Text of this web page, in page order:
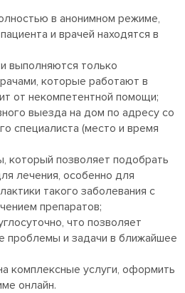
в анонимном режиме,
и врачей находятся в
выполняются только
которые работают в
от некомпетентной помощи;
выезда на дом по адресу со
специалиста (место и время
который позволяет подобрать
лечения, особенно для
такого заболевания с
препаратов;
что позволяет
проблемы и задачи в ближайшее
комплексные услуги, оформить
онлайн.